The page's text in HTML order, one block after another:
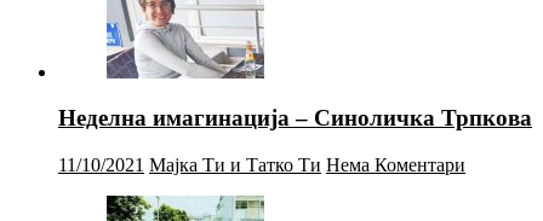
Неделна имагинација – Синоличка Трпкова
11/10/2021 Мајка Ти и Татко Ти Нема Коментари